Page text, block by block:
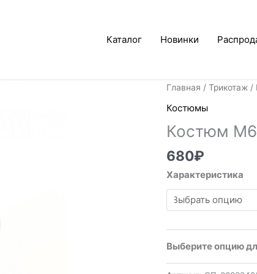
Каталог Новинки
Главная /Трикотаж /
Костюмы
Костюм
680₽
Характеристика
Выберите опцию